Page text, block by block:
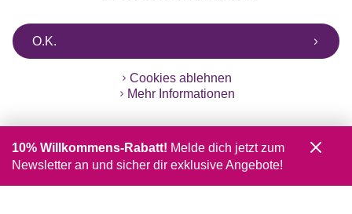
O.K.
Cookies ablehnen
Mehr Informationen
10% Willkommens-Rabatt! Melde dich jetzt zum
Newsletter an und sicher dir exklusive Angebote!